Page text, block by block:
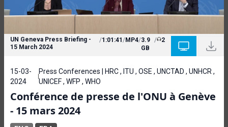
UN Geneva Press Briefing -
15 March 2024
/1:01:41 /MP4/3.9
GB
/ 2
15-03-
2024
Press Conferences | HRC , ITU , OSE , UNCTAD , UNHCR ,
UNICEF , WFP , WHO
Conférence de presse de l'ONU à Genève
- 15 mars 2024